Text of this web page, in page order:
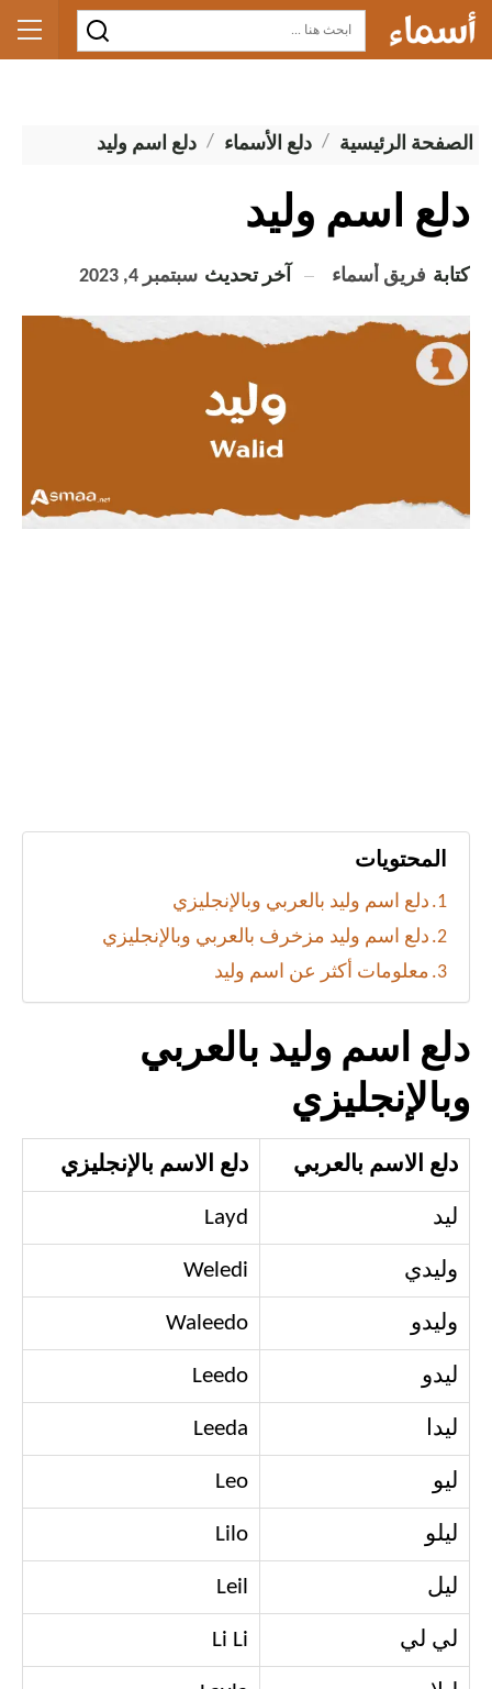
الصفحة الرئيسية دلع الأسماء دلع اسم وليد
دلع اسم وليد
كتابة فريق أسماء آخر تحديث سبتمبر 4, 2023
المحتويات
دلع اسم وليد بالعربي وبالإنجليزي
دلع اسم وليد مزخرف بالعربي وبالإنجليزي
معلومات أكثر عن اسم وليد
دلع اسم وليد بالعربي
وبالإنجليزي
دلع الاسم بالعربي دلع الاسم بالإنجليزي
ليد Layd
وليدي Weledi
وليدو Waleedo
ليدو Leedo
ليدا Leeda
ليو Leo
ليلو Lilo
ليل Leil
لي لي Li Li